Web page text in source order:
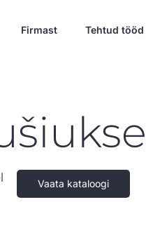
Firmast Tehtud tööd
Vaata kataloogi